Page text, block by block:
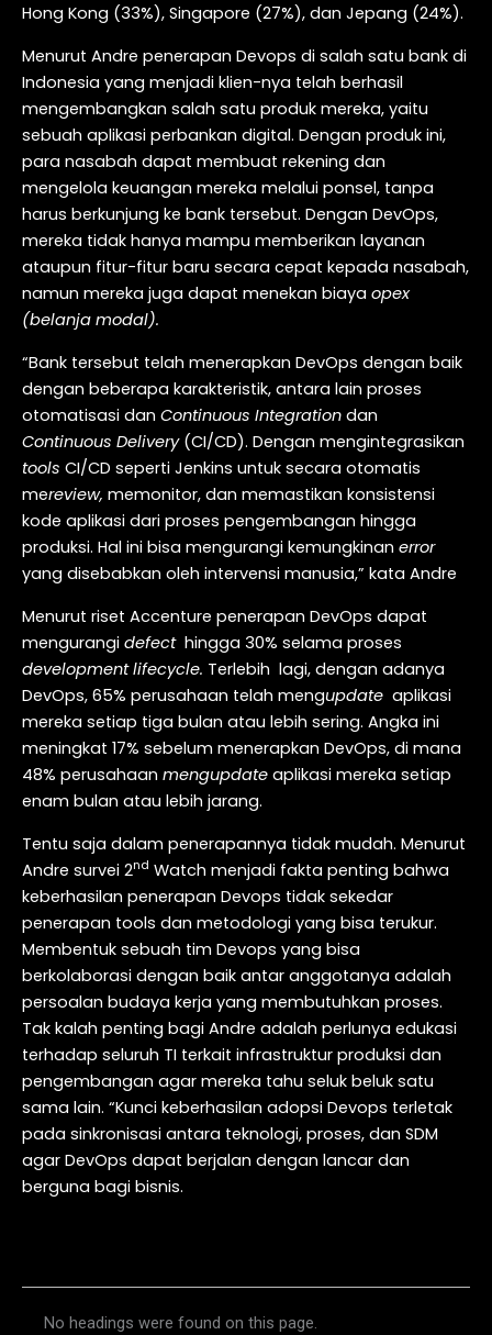
Hong Kong (33%), Singapore (27%), dan Jepang (24%).
Menurut Andre penerapan Devops di salah satu bank di
Indonesia yang menjadi klien-nya telah berhasil
mengembangkan salah satu produk mereka, yaitu
sebuah aplikasi perbankan digital. Dengan produk ini,
para nasabah dapat membuat rekening dan
mengelola keuangan mereka melalui ponsel, tanpa
harus berkunjung ke bank tersebut. Dengan DevOps,
mereka tidak hanya mampu memberikan layanan
ataupun fitur-fitur baru secara cepat kepada nasabah,
namun mereka juga dapat menekan biaya opex
(belanja modal).
“Bank tersebut telah menerapkan DevOps dengan baik
dengan beberapa karakteristik, antara lain proses
otomatisasi dan Continuous Integration dan
Continuous Delivery(CI/CD). Dengan mengintegrasikan
tools CI/CD seperti Jenkins untuk secara otomatis
mereview, memonitor, dan memastikan konsistensi
kode aplikasi dari proses pengembangan hingga
produksi. Hal ini bisa mengurangi kemungkinan error
yang disebabkan oleh intervensi manusia,” kata Andre
Menurut riset Accenture penerapan DevOps dapat
mengurangi defecthingga 30% selama proses
development lifecycle. Terlebih lagi, dengan adanya
DevOps, 65% perusahaan telah mengupdate aplikasi
mereka setiap tiga bulan atau lebih sering. Angka ini
meningkat 17% sebelum menerapkan DevOps, di mana
48% perusahaan mengupdate aplikasi mereka setiap
enam bulan atau lebih jarang.
Tentu saja dalam penerapannya tidak mudah. Menurut
Andre survei 2nd Watch menjadi fakta penting bahwa
keberhasilan penerapan Devops tidak sekedar
penerapan tools dan metodologi yang bisa terukur.
Membentuk sebuah tim Devops yang bisa
berkolaborasi dengan baik antar anggotanya adalah
persoalan budaya kerja yang membutuhkan proses.
Tak kalah penting bagi Andre adalah perlunya edukasi
terhadap seluruh TI terkait infrastruktur produksi dan
pengembangan agar mereka tahu seluk beluk satu
sama lain. “Kunci keberhasilan adopsi Devops terletak
pada sinkronisasi antara teknologi, proses, dan SDM
agar DevOps dapat berjalan dengan lancar dan
berguna bagi bisnis.
No headings were found on this page.